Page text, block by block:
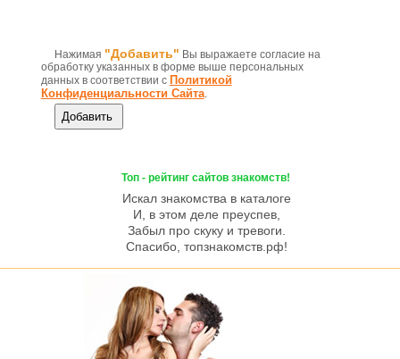
Нажимая "Добавить" Вы выражаете согласие на
обработку указанных в форме выше персональных
данных в соответствии с Политикой
Конфиденциальности Сайта.
Топ - рейтинг сайтов знакомств!
Искал знакомства в каталоге
И, в этом деле преуспев,
Забыл про скуку и тревоги.
Спасибо, топзнакомств.рф!